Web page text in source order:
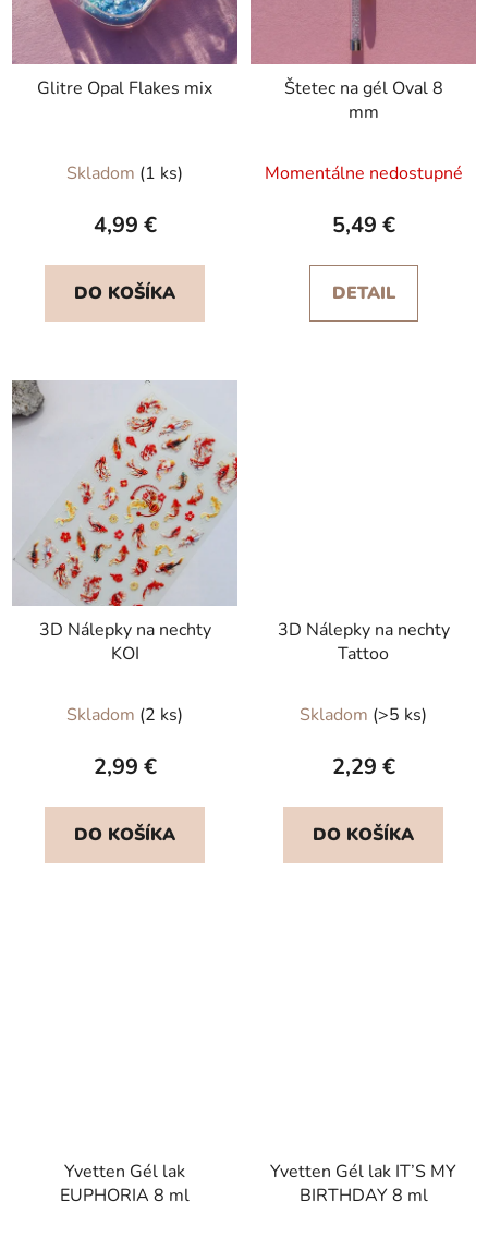
Glitre Opal Flakes mix
Skladom (1 ks)
4,99 €
DO KOŠÍKA
Štetec na gél Oval 8
mm
Momentálne nedostupné
5,49 €
DETAIL
3D Nálepky na nechty
KOI
Skladom (2 ks)
2,99 €
DO KOŠÍKA
3D Nálepky na nechty
Tattoo
Skladom (>5 ks)
2,29 €
DO KOŠÍKA
Yvetten Gél lak
EUPHORIA 8 ml
Yvetten Gél lak IT’S MY
BIRTHDAY 8 ml